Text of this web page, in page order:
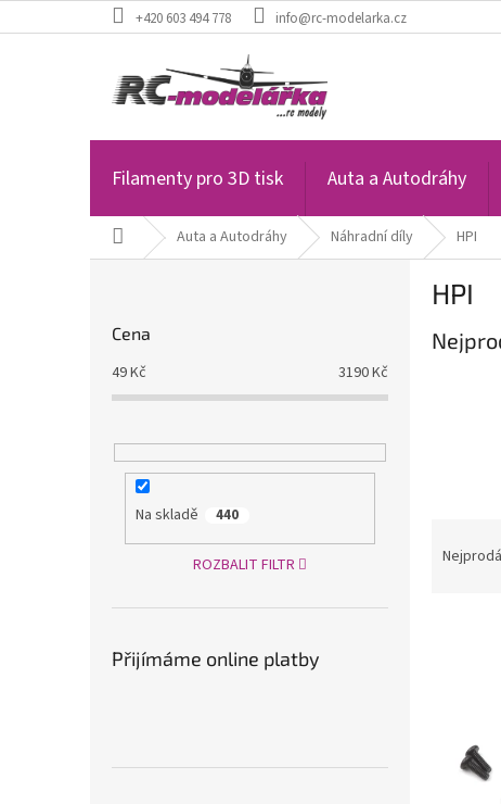
na
+420 603 494 778 info@rc-modelarka.cz
Filamenty pro 3D tisk Auta a Autodráhy
Domů Auta a Autodráhy Náhradní díly HPI
Cena
49Kč 3190Kč
Na skladě 440
ROZBALIT FILTR
Přijímáme online platby
HPI